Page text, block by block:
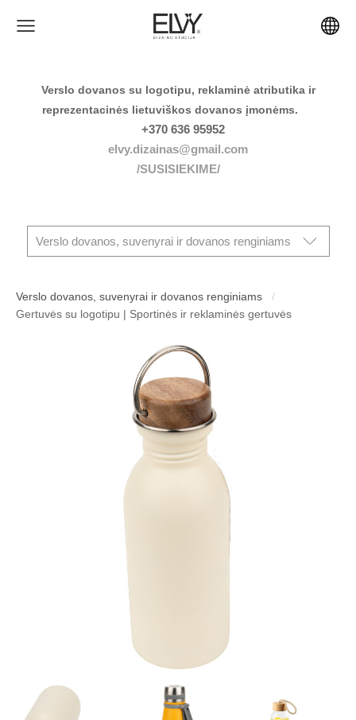
Verslo dovanos su logotipu, reklaminė atributika ir
reprezentacinės lietuviškos dovanos įmonėms.
+370 636 95952
elvy.dizainas@gmail.com
/SUSISIEKIME/
Verslo dovanos, suvenyrai ir dovanos renginiams
Verslo dovanos, suvenyrai ir dovanos renginiams
Gertuvės su logotipu | Sportinės ir reklaminės gertuvės